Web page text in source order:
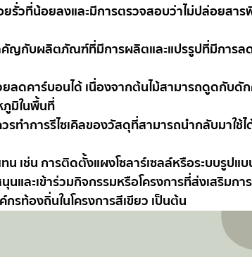
รั่วที่น้อยลงและมีการตรวจสอบว่าไม่ปล่อยสา
ญกับผลิตภัณฑ์ที่มีการผลิตและแปรรูปที่มีการล
ลดคาร์บอนได้ เนื่องจากต้นไม้สามารถดูดกับดั
มิในพื้นที่
รทำการรีไซเคิลของวัสดุที่สามารถนำกลับมาใช้
เช่น การติดตั้งแผงโซลาร์เซลล์หรือระบบรูป
ละเข้าร่วมกิจกรรมหรือโครงการที่ส่งเสริมกา
ท้องถิ่นในโครงการสีเขียว เป็นต้น